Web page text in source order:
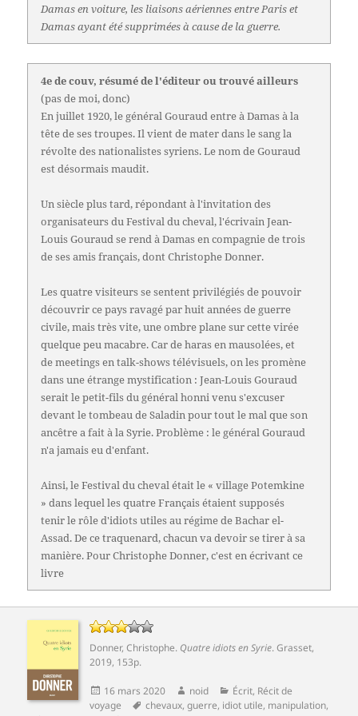
Damas en voiture, les liaisons aériennes entre Paris et
Damas ayant été supprimées à cause de la guerre.
4e de couv, résumé de l'éditeur ou trouvé ailleurs
(pas de moi, donc)
En juillet 1920, le général Gouraud entre à Damas à la
tête de ses troupes. Il vient de mater dans le sang la
révolte des nationalistes syriens. Le nom de Gouraud
est désormais maudit.
Un siècle plus tard, répondant à l'invitation des
organisateurs du Festival du cheval, l'écrivain Jean-
Louis Gouraud se rend à Damas en compagnie de trois
de ses amis français, dont Christophe Donner.
Les quatre visiteurs se sentent privilégiés de pouvoir
découvrir ce pays ravagé par huit années de guerre
civile, mais très vite, une ombre plane sur cette virée
quelque peu macabre. Car de haras en mausolées, et
de meetings en talk-shows télévisuels, on les promène
dans une étrange mystification : Jean-Louis Gouraud
serait le petit-fils du général honni venu s'excuser
devant le tombeau de Saladin pour tout le mal que son
ancêtre a fait à la Syrie. Problème : le général Gouraud
n'a jamais eu d'enfant.
Ainsi, le Festival du cheval était le « village Potemkine
» dans lequel les quatre Français étaient supposés
tenir le rôle d'idiots utiles au régime de Bachar el-
Assad. De ce traquenard, chacun va devoir se tirer à sa
manière. Pour Christophe Donner, c'est en écrivant ce
livre
Donner, Christophe. Quatre idiots en Syrie.Grasset,
2019, 153p.
Publié
le
16 mars 2020 Auteur
noid Catégories
Écrit, Récit de
voyage
Mots-
chevaux, guerre, idiot utile, manipulation,